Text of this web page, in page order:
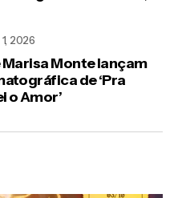
Marisa Monte lançam
de ‘Pra
o Amor’
2026